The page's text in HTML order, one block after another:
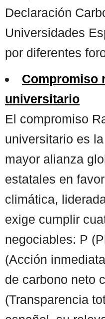
Declaración
Universidades
por diferentes
Compromiso
universitario
El compromiso
universitario es
mayor alianza
estatales en
climática,
exige cumplir
negociables: P
(Acción
de carbono neto
(Transparencia